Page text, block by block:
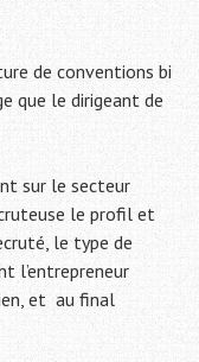
de conventions bi
que le dirigeant de
sur le secteur
le profil et
le type de
l’entrepreneur
et au final